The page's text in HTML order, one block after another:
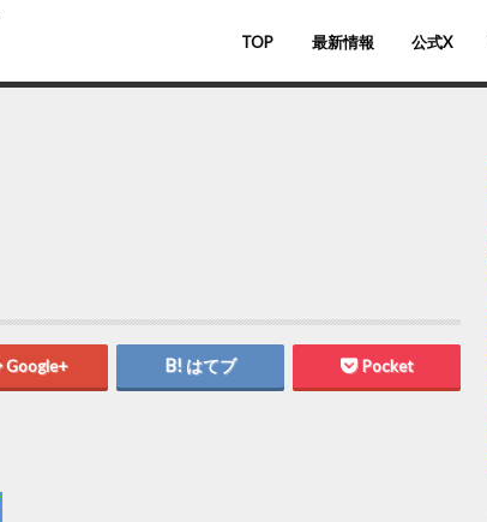
TOP 最新情報 公式X
Google+ はてブ Pocket